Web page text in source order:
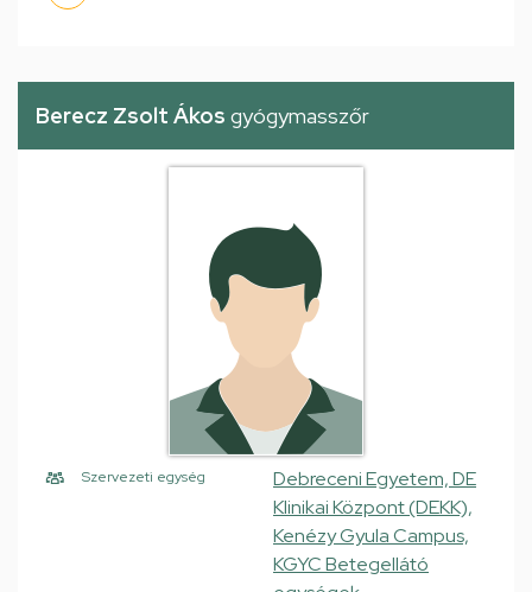
Berecz Zsolt Ákos gyógymasszőr
Szervezeti egység
Debreceni Egyetem, DE
Klinikai Központ (DEKK),
Kenézy Gyula Campus,
KGYC Betegellátó